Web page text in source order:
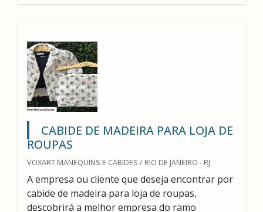
CABIDE DE MADEIRA PARA LOJA DE
ROUPAS
VOXART MANEQUINS E CABIDES / RIO DE JANEIRO - RJ
A empresa ou cliente que deseja encontrar por
cabide de madeira para loja de roupas,
descobrirá a melhor empresa do ramo